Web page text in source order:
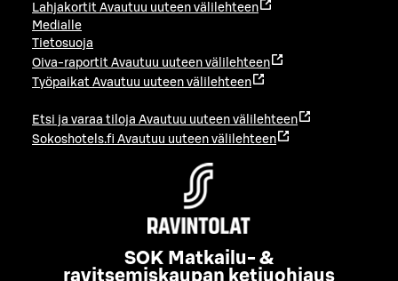
Lahjakortit Avautuu uuteen välilehteen
Medialle
Tietosuoja
Oiva-raportit Avautuu uuteen välilehteen
Työpaikat Avautuu uuteen välilehteen
Etsi ja varaa tiloja Avautuu uuteen välilehteen
Sokoshotels.fi Avautuu uuteen välilehteen
SOK Matkailu- &
ravitsemiskaupan ketjuohjaus